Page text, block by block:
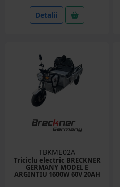
Detalii
TBKME02A
Triciclu electric BRECKNER
GERMANY MODEL E
ARGINTIU 1600W 60V 20AH